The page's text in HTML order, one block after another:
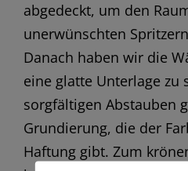
abgedeckt, um den
unerwünschten
Danach haben wir die
eine glatte Unterlage zu
sorgfältigen Abstauben
Grundierung, die der
Haftung gibt. Zum